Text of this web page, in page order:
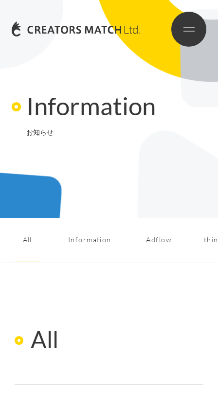
Information
お知らせ
All Information Adflow
All